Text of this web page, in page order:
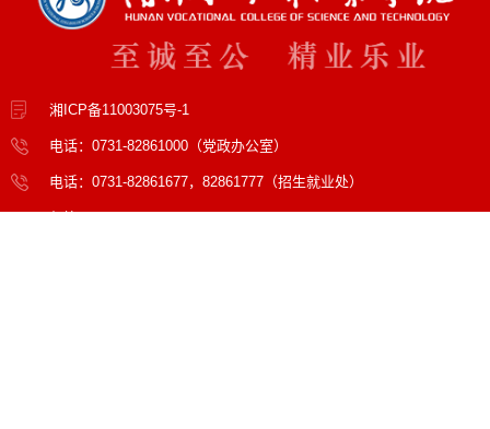
湘ICP备11003075号-1
电话：0731-82861000（党政办公室）
电话：0731-82861677，82861777（招生就业处）
邮箱：hnkjzyxy@hnkjzy.edu.cn